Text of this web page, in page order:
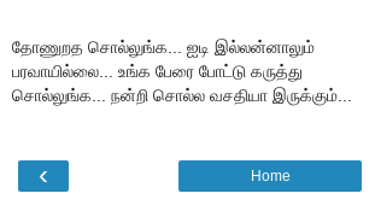
தோணுறத சொல்லுங்க... ஐடி இல்லன்னாலும்
பரவாயில்லை... உங்க பேரை போட்டு கருத்து
சொல்லுங்க... நன்றி சொல்ல வசதியா இருக்கும்...
‹ Home